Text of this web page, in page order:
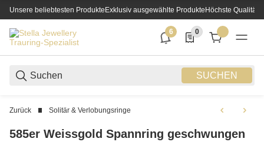
Unsere beliebtesten ProdukteExklusiv ausgewählte ProdukteHöchste Qualität
SUCHEN
6
6 neue Notifizierungen
0
0 Produkte in der
Zurück Solitär & Verlobungsringe
585er Weissgold Spannring geschwungen